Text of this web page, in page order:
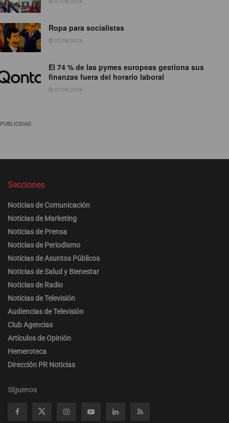
Ropa para socialistas
07/08/2026
El 74 % de las pymes europeas gestiona sus
finanzas fuera del horario laboral
07/08/2026
PUBLICIDAD
Secciones
Noticias de Comunicación
Noticias de Marketing
Noticias de Prensa
Noticias de Periodismo
Noticias de Asuntos Públicos
Noticias de Salud y Bienestar
Noticias de Radio
Noticias de Televisión
Audiencias de Televisión
Club Agencias
Artículos de Opinión
Hemeroteca
Dirección PR Noticias
Síguenos